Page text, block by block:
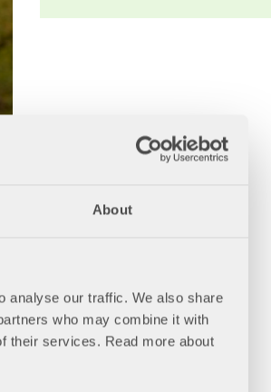
About
analyse our traffic. We also share
who may combine it with
their services. Read more about